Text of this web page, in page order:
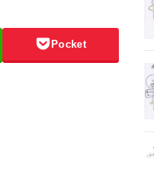
Pocket